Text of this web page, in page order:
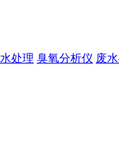
水处理 臭氧分析仪 废